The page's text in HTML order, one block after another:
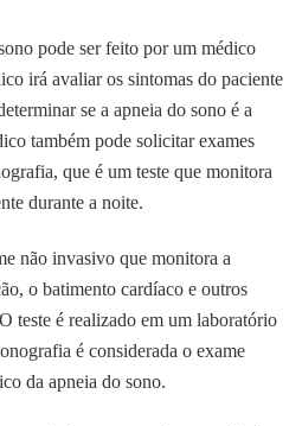
pode ser feito por um médico
irá avaliar os sintomas do paciente
se a apneia do sono é a
também pode solicitar exames
que é um teste que monitora
durante a noite.
não invasivo que monitora a
o batimento cardíaco e outros
teste é realizado em um laboratório
é considerada o exame
da apneia do sono.